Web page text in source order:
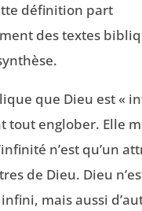
définition part
des textes
que Dieu est «
tout englober. Elle
n’est qu’un
de Dieu. Dieu
mais aussi